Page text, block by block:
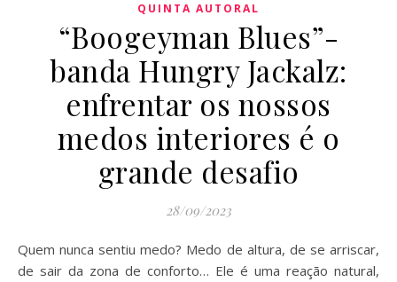
QUINTA AUTORAL
“Boogeyman Blues”-
banda Hungry Jackalz:
enfrentar os nossos
medos interiores é o
grande desafio
28/09/2023
Quem nunca sentiu medo? Medo de altura, de se arriscar,
de sair da zona de conforto… Ele é uma reação natural,